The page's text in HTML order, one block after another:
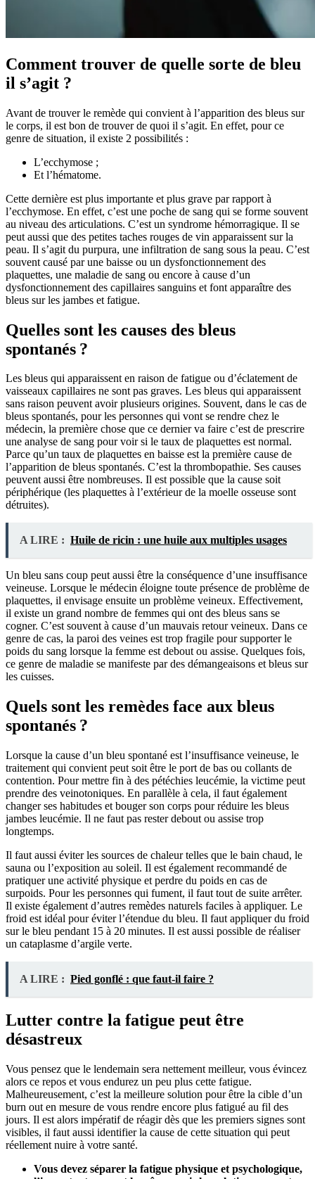
Comment trouver de quelle sorte de bleu
il s’agit ?
Avant de trouver le remède qui convient à l’apparition des bleus sur
le corps, il est bon de trouver de quoi il s’agit. En effet, pour ce
genre de situation, il existe 2 possibilités :
L’ecchymose ;
Et l’hématome.
Cette dernière est plus importante et plus grave par rapport à
l’ecchymose. En effet, c’est une poche de sang qui se forme souvent
au niveau des articulations. C’est un syndrome hémorragique. Il se
peut aussi que des petites taches rouges de vin apparaissent sur la
peau. Il s’agit du purpura, une infiltration de sang sous la peau. C’est
souvent causé par une baisse ou un dysfonctionnement des
plaquettes, une maladie de sang ou encore à cause d’un
dysfonctionnement des capillaires sanguins et font apparaître des
bleus sur les jambes et fatigue.
Quelles sont les causes des bleus
spontanés ?
Les bleus qui apparaissent en raison de fatigue ou d’éclatement de
vaisseaux capillaires ne sont pas graves. Les bleus qui apparaissent
sans raison peuvent avoir plusieurs origines. Souvent, dans le cas de
bleus spontanés, pour les personnes qui vont se rendre chez le
médecin, la première chose que ce dernier va faire c’est de prescrire
une analyse de sang pour voir si le taux de plaquettes est normal.
Parce qu’un taux de plaquettes en baisse est la première cause de
l’apparition de bleus spontanés. C’est la thrombopathie. Ses causes
peuvent aussi être nombreuses. Il est possible que la cause soit
périphérique (les plaquettes à l’extérieur de la moelle osseuse sont
détruites).
A LIRE : Huile de ricin : une huile aux multiples usages
Un bleu sans coup peut aussi être la conséquence d’une insuffisance
veineuse. Lorsque le médecin éloigne toute présence de problème de
plaquettes, il envisage ensuite un problème veineux. Effectivement,
il existe un grand nombre de femmes qui ont des bleus sans se
cogner. C’est souvent à cause d’un mauvais retour veineux. Dans ce
genre de cas, la paroi des veines est trop fragile pour supporter le
poids du sang lorsque la femme est debout ou assise. Quelques fois,
ce genre de maladie se manifeste par des démangeaisons et bleus sur
les cuisses.
Quels sont les remèdes face aux bleus
spontanés ?
Lorsque la cause d’un bleu spontané est l’insuffisance veineuse, le
traitement qui convient peut soit être le port de bas ou collants de
contention. Pour mettre fin à des pétéchies leucémie, la victime peut
prendre des veinotoniques. En parallèle à cela, il faut également
changer ses habitudes et bouger son corps pour réduire les bleus
jambes leucémie. Il ne faut pas rester debout ou assise trop
longtemps.
Il faut aussi éviter les sources de chaleur telles que le bain chaud, le
sauna ou l’exposition au soleil. Il est également recommandé de
pratiquer une activité physique et perdre du poids en cas de
surpoids. Pour les personnes qui fument, il faut tout de suite arrêter.
Il existe également d’autres remèdes naturels faciles à appliquer. Le
froid est idéal pour éviter l’étendue du bleu. Il faut appliquer du froid
sur le bleu pendant 15 à 20 minutes. Il est aussi possible de réaliser
un cataplasme d’argile verte.
A LIRE : Pied gonflé : que faut-il faire ?
Lutter contre la fatigue peut être
désastreux
Vous pensez que le lendemain sera nettement meilleur, vous évincez
alors ce repos et vous endurez un peu plus cette fatigue.
Malheureusement, c’est la meilleure solution pour être la cible d’un
burn out en mesure de vous rendre encore plus fatigué au fil des
jours. Il est alors impératif de réagir dès que les premiers signes sont
visibles, il faut aussi identifier la cause de cette situation qui peut
réellement nuire à votre santé.
Vous devez séparer la fatigue physique et psychologique,